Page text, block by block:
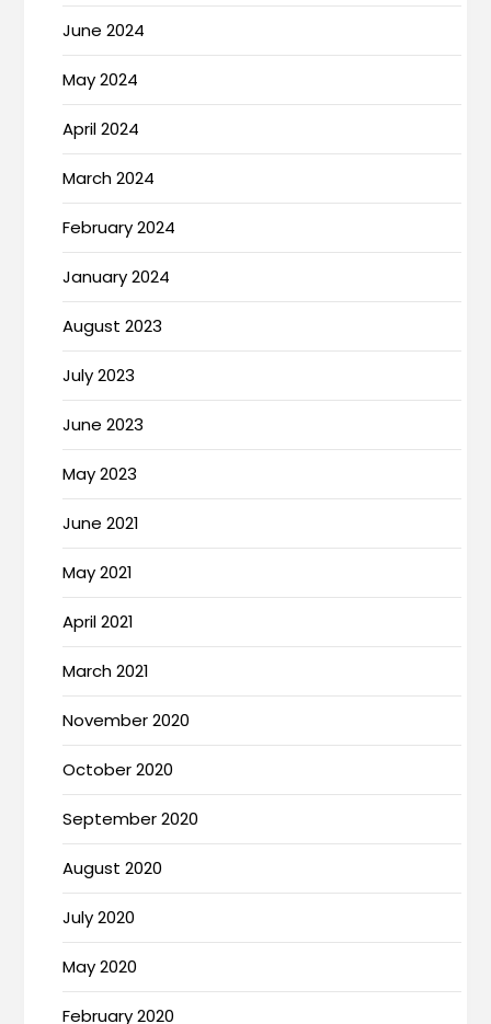
June 2024
May 2024
April 2024
March 2024
February 2024
January 2024
August 2023
July 2023
June 2023
May 2023
June 2021
May 2021
April 2021
March 2021
November 2020
October 2020
September 2020
August 2020
July 2020
May 2020
February 2020